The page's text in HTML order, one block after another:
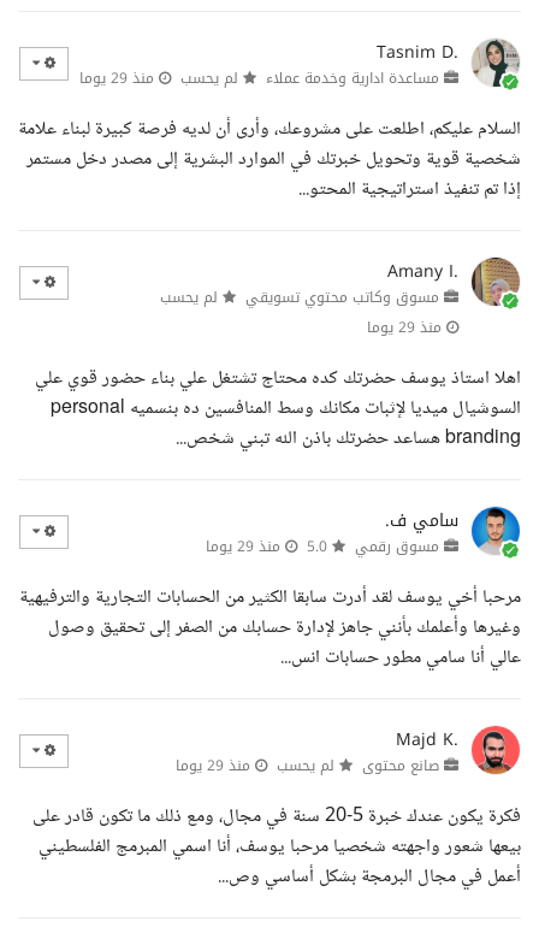
Tasnim D.
مساعدة ادارية وخدمة عملاء لم يحسب منذ 29 يوما
السلام عليكم، اطلعت على مشروعك، وأرى أن لديه فرصة كبيرة لبناء علامة
شخصية قوية وتحويل خبرتك في الموارد البشرية إلى مصدر دخل مستمر
إذا تم تنفيذ استراتيجية المحتو...
Amany I.
مسوق وكاتب محتوي تسويقي
لم يحسب
منذ 29 يوما
اهلا استاذ يوسف حضرتك كده محتاج تشتغل علي بناء حضور قوي علي
السوشيال ميديا لإثبات مكانك وسط المنافسين ده بنسميه personal
branding هساعد حضرتك باذن الله تبني شخص...
سامي ف.
مسوق رقمي منذ 29 يوما
مرحبا أخي يوسف لقد أدرت سابقا الكثير من الحسابات التجارية والترفيهية
وغيرها وأعلمك بأنني جاهز لإدارة حسابك من الصفر إلى تحقيق وصول
عالي أنا سامي مطور حسابات انس...
Majd K.
صانع محتوى لم يحسب منذ 29 يوما
فكرة يكون عندك خبرة 5-20 سنة في مجال، ومع ذلك ما تكون قادر على
بيعها شعور واجهته شخصيا مرحبا يوسف، أنا اسمي المبرمج الفلسطيني
أعمل في مجال البرمجة بشكل أساسي وص...